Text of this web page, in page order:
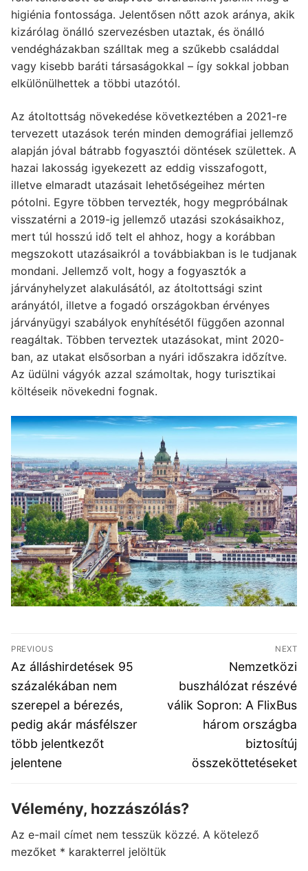
higiénia fontossága. Jelentősen nőtt azok aránya, akik
kizárólag önálló szervezésben utaztak, és önálló
vendégházakban szálltak meg a szűkebb családdal
vagy kisebb baráti társaságokkal – így sokkal jobban
elkülönülhettek a többi utazótól.
Az átoltottság növekedése következtében a 2021-re
tervezett utazások terén minden demográfiai jellemző
alapján jóval bátrabb fogyasztói döntések születtek. A
hazai lakosság igyekezett az eddig visszafogott,
illetve elmaradt utazásait lehetőségeihez mérten
pótolni. Egyre többen tervezték, hogy megpróbálnak
visszatérni a 2019-ig jellemző utazási szokásaikhoz,
mert túl hosszú idő telt el ahhoz, hogy a korábban
megszokott utazásaikról a továbbiakban is le tudjanak
mondani. Jellemző volt, hogy a fogyasztók a
járványhelyzet alakulásától, az átoltottsági szint
arányától, illetve a fogadó országokban érvényes
járványügyi szabályok enyhítésétől függően azonnal
reagáltak. Többen terveztek utazásokat, mint 2020-
ban, az utakat elsősorban a nyári időszakra időzítve.
Az üdülni vágyók azzal számoltak, hogy turisztikai
költéseik növekedni fognak.
Bejegyzés
navigáció
PREVIOUS
Previous
post:
Az álláshirdetések 95
százalékában nem
szerepel a bérezés,
pedig akár másfélszer
több jelentkezőt
jelentene
NEXT
Next
post:
Nemzetközi
buszhálózat részévé
válik Sopron: A FlixBus
három országba
biztosítúj
összeköttetéseket
Vélemény, hozzászólás?
Az e-mail címet nem tesszük közzé. A kötelező
mezőket * karakterrel jelöltük